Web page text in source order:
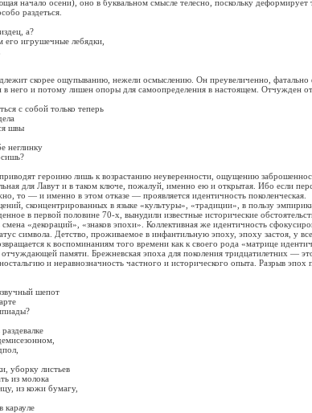
начало осени), оно в буквальном смысле телесно, поскольку деформирует
раздеться.
а?
игрушечные лебядки,
скорее ощупыванию, нежели осмыслению. Он преувеличенно, фатально
в него и потому лишен опоры для самоопределения в настоящем. Отчужден от
с собой только теперь
швы
героиню лишь к возрастанию неуверенности, ощущению
для Лавут и в таком ключе, пожалуй, именно ею и открытая. Ибо если
то — и именно в этом отказе — проявляется идентичность поколенческая.
сконцентрированных в языке «культуры», «традиции», в пользу эмпирики
в первой половине 70-х, вынудили известные исторические
«декораций», «знаков эпохи». Коллективная же идентичность
символа. Детство, проживаемое в инфантильную эпоху, эпоху застоя, у
к воспоминаниям того времени как к своего рода «матрице
отчуждающей памяти. Брежневская эпоха для поколения тридцатилетних —
и неравнозначность частного и исторического опыта. Разрыв эпох
шепот
листьев
из молока
из кожи бумагу,